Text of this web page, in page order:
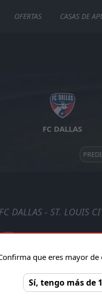
OFERTAS CASAS DE
FC DALLAS
DALLAS - ST. LOUIS
'48 ︎ L. Deedson
que eres mayor
Sí, tengo más de